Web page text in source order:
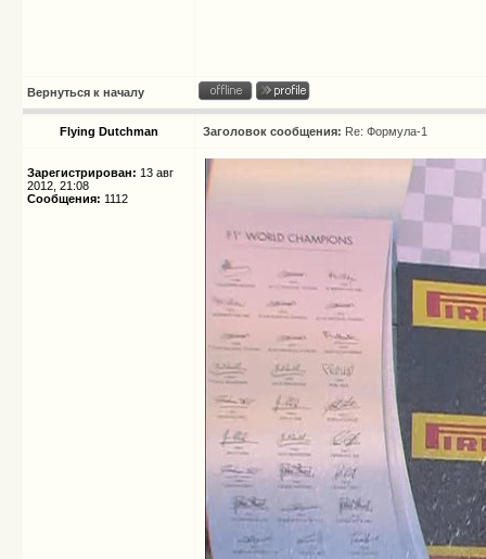
Вернуться к началу
Flying Dutchman Заголовок сообщения: Re: Формула-1
Зарегистрирован: 13 авг
2012, 21:08
Сообщения: 1112